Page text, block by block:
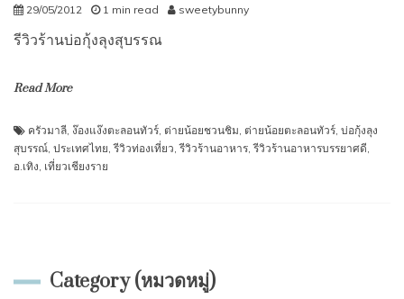
29/05/2012 1 min read sweetybunny
รีวิวร้านบ่อกุ้งลุงสุบรรณ
Read More
ครัวมาลี, ง๊องแง๊งตะลอนทัวร์, ต่ายน้อยชวนชิม, ต่ายน้อยตะลอนทัวร์, บ่อกุ้งลุง
สุบรรณ์, ประเทศไทย,รีวิวท่องเที่ยว,รีวิวร้านอาหาร,รีวิวร้านอาหารบรรยาศดี,
อ.เทิง, เที่ยวเชียงราย
Category (หมวดหมู่)